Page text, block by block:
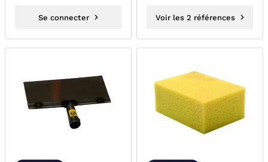
Se connecter Voir les 2 références